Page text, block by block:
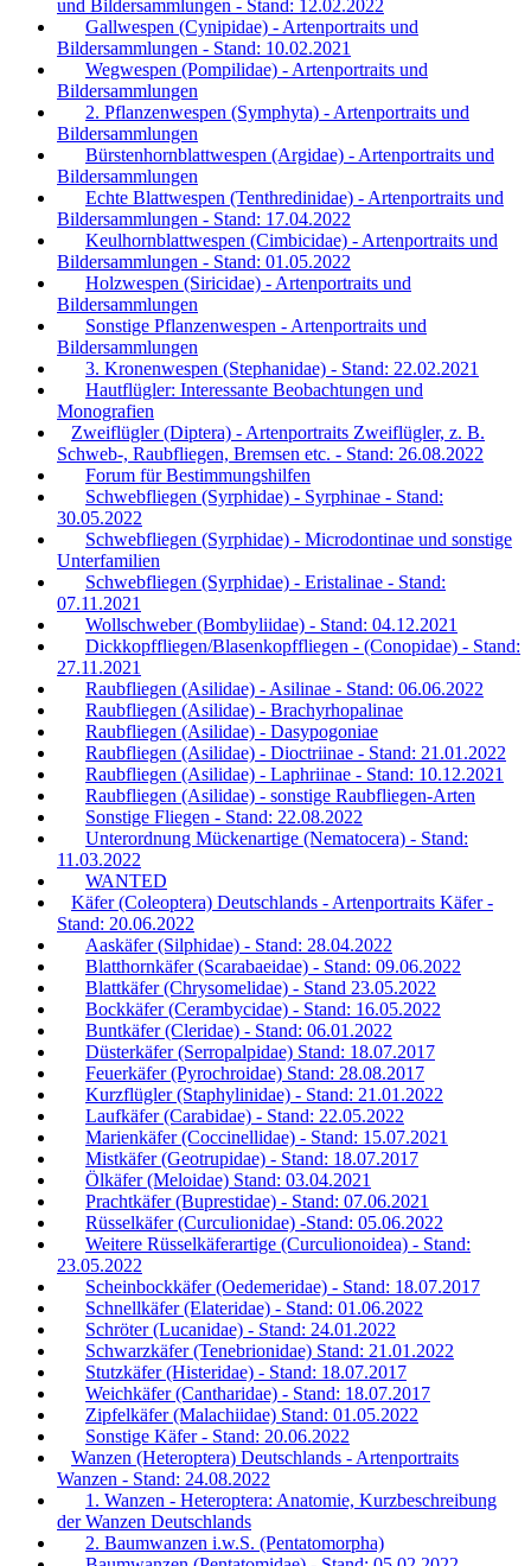
und Bildersammlungen - Stand: 12.02.2022
Gallwespen (Cynipidae) - Artenportraits und
Bildersammlungen - Stand: 10.02.2021
Wegwespen (Pompilidae) - Artenportraits und
Bildersammlungen
2. Pflanzenwespen (Symphyta) - Artenportraits und
Bildersammlungen
Bürstenhornblattwespen (Argidae) - Artenportraits und
Bildersammlungen
Echte Blattwespen (Tenthredinidae) - Artenportraits und
Bildersammlungen - Stand: 17.04.2022
Keulhornblattwespen (Cimbicidae) - Artenportraits und
Bildersammlungen - Stand: 01.05.2022
Holzwespen (Siricidae) - Artenportraits und
Bildersammlungen
Sonstige Pflanzenwespen - Artenportraits und
Bildersammlungen
3. Kronenwespen (Stephanidae) - Stand: 22.02.2021
Hautflügler: Interessante Beobachtungen und
Monografien
Zweiflügler (Diptera) - Artenportraits Zweiflügler, z. B.
Schweb-, Raubfliegen, Bremsen etc. - Stand: 26.08.2022
Forum für Bestimmungshilfen
Schwebfliegen (Syrphidae) - Syrphinae - Stand:
30.05.2022
Schwebfliegen (Syrphidae) - Microdontinae und sonstige
Unterfamilien
Schwebfliegen (Syrphidae) - Eristalinae - Stand:
07.11.2021
Wollschweber (Bombyliidae) - Stand: 04.12.2021
Dickkopffliegen/Blasenkopffliegen - (Conopidae) - Stand:
27.11.2021
Raubfliegen (Asilidae) - Asilinae - Stand: 06.06.2022
Raubfliegen (Asilidae) - Brachyrhopalinae
Raubfliegen (Asilidae) - Dasypogoniae
Raubfliegen (Asilidae) - Dioctriinae - Stand: 21.01.2022
Raubfliegen (Asilidae) - Laphriinae - Stand: 10.12.2021
Raubfliegen (Asilidae) - sonstige Raubfliegen-Arten
Sonstige Fliegen - Stand: 22.08.2022
Unterordnung Mückenartige (Nematocera) - Stand:
11.03.2022
WANTED
Käfer (Coleoptera) Deutschlands - Artenportraits Käfer -
Stand: 20.06.2022
Aaskäfer (Silphidae) - Stand: 28.04.2022
Blatthornkäfer (Scarabaeidae) - Stand: 09.06.2022
Blattkäfer (Chrysomelidae) - Stand 23.05.2022
Bockkäfer (Cerambycidae) - Stand: 16.05.2022
Buntkäfer (Cleridae) - Stand: 06.01.2022
Düsterkäfer (Serropalpidae) Stand: 18.07.2017
Feuerkäfer (Pyrochroidae) Stand: 28.08.2017
Kurzflügler (Staphylinidae) - Stand: 21.01.2022
Laufkäfer (Carabidae) - Stand: 22.05.2022
Marienkäfer (Coccinellidae) - Stand: 15.07.2021
Mistkäfer (Geotrupidae) - Stand: 18.07.2017
Ölkäfer (Meloidae) Stand: 03.04.2021
Prachtkäfer (Buprestidae) - Stand: 07.06.2021
Rüsselkäfer (Curculionidae) -Stand: 05.06.2022
Weitere Rüsselkäferartige (Curculionoidea) - Stand:
23.05.2022
Scheinbockkäfer (Oedemeridae) - Stand: 18.07.2017
Schnellkäfer (Elateridae) - Stand: 01.06.2022
Schröter (Lucanidae) - Stand: 24.01.2022
Schwarzkäfer (Tenebrionidae) Stand: 21.01.2022
Stutzkäfer (Histeridae) - Stand: 18.07.2017
Weichkäfer (Cantharidae) - Stand: 18.07.2017
Zipfelkäfer (Malachiidae) Stand: 01.05.2022
Sonstige Käfer - Stand: 20.06.2022
Wanzen (Heteroptera) Deutschlands - Artenportraits
Wanzen - Stand: 24.08.2022
1. Wanzen - Heteroptera: Anatomie, Kurzbeschreibung
der Wanzen Deutschlands
2. Baumwanzen i.w.S. (Pentatomorpha)